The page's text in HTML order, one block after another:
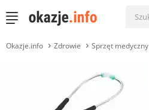
Okazje.info Zdrowie Sprzęt medyczny